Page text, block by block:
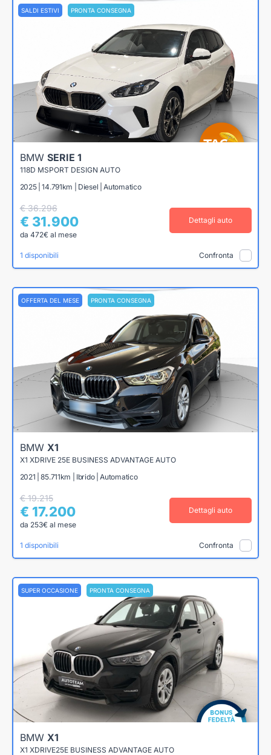
SALDI ESTIVI PRONTA CONSEGNA
BMW SERIE 1
118D MSPORT DESIGN AUTO
2025 | 14.791km | Diesel | Automatico
€ 36.296
€ 31.900
da 472€ al mese
Dettagli auto
1 disponibili Confronta
OFFERTA DEL MESE PRONTA CONSEGNA
BMW X1
X1 XDRIVE 25E BUSINESS ADVANTAGE AUTO
2021 | 85.711km | Ibrido | Automatico
€ 19.215
€ 17.200
da 253€ al mese
Dettagli auto
1 disponibili Confronta
SUPER OCCASIONE PRONTA CONSEGNA
BMW X1
X1 XDRIVE25E BUSINESS ADVANTAGE AUTO